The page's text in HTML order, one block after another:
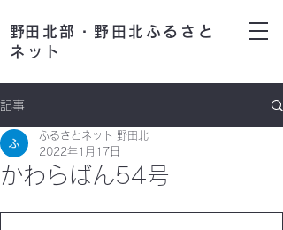
​野田北部・野田北ふるさと
ネット
記事
かわらばん54号
ふるさとネット 野田北
2022年1月17日